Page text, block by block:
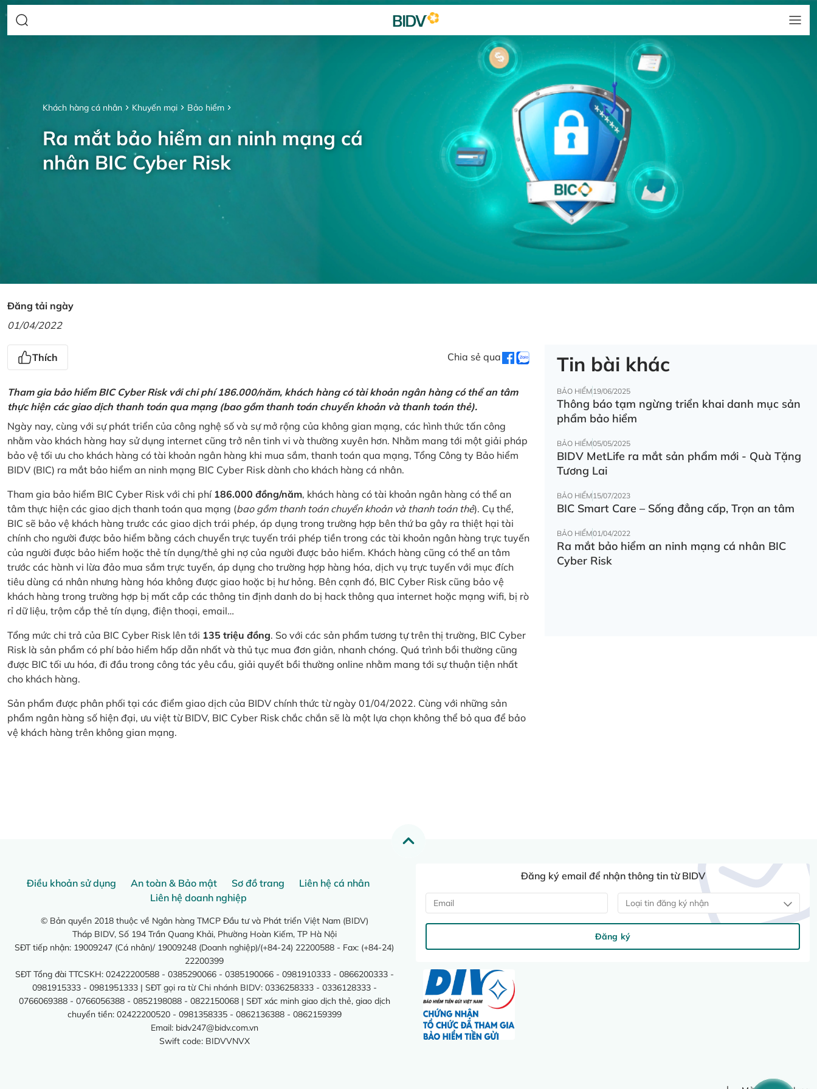
Khách hàng cá nhân Khuyến mại Bảo hiểm
Ra mắt bảo hiểm an ninh mạng cá
nhân BIC Cyber Risk
Đăng tải ngày
01/04/2022
Thích Chia sẻ qua
Tham gia bảo hiểm BIC Cyber Risk với chi phí 186.000/năm, khách hàng có tài khoản ngân hàng có thể an tâm
thực hiện các giao dịch thanh toán qua mạng (bao gồm thanh toán chuyển khoản và thanh toán thẻ).
Ngày nay, cùng với sự phát triển của công nghệ số và sự mở rộng của không gian mạng, các hình thức tấn công
nhằm vào khách hàng hay sử dụng internet cũng trở nên tinh vi và thường xuyên hơn. Nhằm mang tới một giải pháp
bảo vệ tối ưu cho khách hàng có tài khoản ngân hàng khi mua sắm, thanh toán qua mạng, Tổng Công ty Bảo hiểm
BIDV (BIC) ra mắt bảo hiểm an ninh mạng BIC Cyber Risk dành cho khách hàng cá nhân.
Tham gia bảo hiểm BIC Cyber Risk với chi phí 186.000 đồng/năm, khách hàng có tài khoản ngân hàng có thể an
tâm thực hiện các giao dịch thanh toán qua mạng (bao gồm thanh toán chuyển khoản và thanh toán thẻ). Cụ thể,
BIC sẽ bảo vệ khách hàng trước các giao dịch trái phép, áp dụng trong trường hợp bên thứ ba gây ra thiệt hại tài
chính cho người được bảo hiểm bằng cách chuyển trực tuyến trái phép tiền trong các tài khoản ngân hàng trực tuyến
của người được bảo hiểm hoặc thẻ tín dụng/thẻ ghi nợ của người được bảo hiểm. Khách hàng cũng có thể an tâm
trước các hành vi lừa đảo mua sắm trực tuyến, áp dụng cho trường hợp hàng hóa, dịch vụ trực tuyến với mục đích
tiêu dùng cá nhân nhưng hàng hóa không được giao hoặc bị hư hỏng. Bên cạnh đó, BIC Cyber Risk cũng bảo vệ
khách hàng trong trường hợp bị mất cắp các thông tin định danh do bị hack thông qua internet hoặc mạng wifi, bị rò
rỉ dữ liệu, trộm cắp thẻ tín dụng, điện thoại, email…
Tổng mức chi trả của BIC Cyber Risk lên tới 135 triệu đồng. So với các sản phẩm tương tự trên thị trường, BIC Cyber
Risk là sản phẩm có phí bảo hiểm hấp dẫn nhất và thủ tục mua đơn giản, nhanh chóng. Quá trình bồi thường cũng
được BIC tối ưu hóa, đi đầu trong công tác yêu cầu, giải quyết bồi thường online nhằm mang tới sự thuận tiện nhất
cho khách hàng.
Sản phẩm được phân phối tại các điểm giao dịch của BIDV chính thức từ ngày 01/04/2022. Cùng với những sản
phẩm ngân hàng số hiện đại, ưu việt từ BIDV, BIC Cyber Risk chắc chắn sẽ là một lựa chọn không thể bỏ qua để bảo
vệ khách hàng trên không gian mạng.
Tin bài khác
BẢO HIỂM19/06/2025
Thông báo tạm ngừng triển khai danh mục sản
phẩm bảo hiểm
BẢO HIỂM05/05/2025
BIDV MetLife ra mắt sản phẩm mới - Quà Tặng
Tương Lai
BẢO HIỂM15/07/2023
BIC Smart Care – Sống đẳng cấp, Trọn an tâm
BẢO HIỂM01/04/2022
Ra mắt bảo hiểm an ninh mạng cá nhân BIC
Cyber Risk
Điều khoản sử dụng An toàn & Bảo mật Sơ đồ trang
Liên hệ cá nhân
Liên hệ doanh nghiệp
© Bản quyền 2018 thuộc về Ngân hàng TMCP Đầu tư và Phát triển Việt Nam (BIDV)
Tháp BIDV, Số 194 Trần Quang Khải, Phường Hoàn Kiếm, TP Hà Nội
SĐT tiếp nhận: 19009247 (Cá nhân)/ 19009248 (Doanh nghiệp)/(+84-24) 22200588 - Fax: (+84-24)
22200399
SĐT Tổng đài TTCSKH: 02422200588 - 0385290066 - 0385190066 - 0981910333 - 0866200333 -
0981915333 - 0981951333 | SĐT gọi ra từ Chi nhánh BIDV: 0336258333 - 0336128333 -
0766069388 - 0766056388 - 0852198088 - 0822150068 | SĐT xác minh giao dịch thẻ, giao dịch
chuyển tiền: 02422200520 - 0981358335 - 0862136388 - 0862159399
Email: bidv247@bidv.com.vn
Swift code: BIDVVNVX
Đăng ký email để nhận thông tin từ BIDV
Loại tin đăng ký nhận
Đăng ký